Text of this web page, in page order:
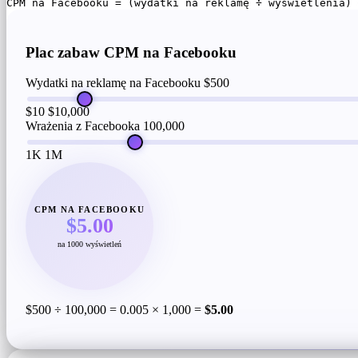
CPM na Facebooku = (wydatki na reklamę ÷ wyświetlenia)
Plac zabaw CPM na Facebooku
Wydatki na reklamę na Facebooku $500
$10 $10,000
Wrażenia z Facebooka 100,000
1K 1M
CPM NA FACEBOOKU
$5.00
na 1000 wyświetleń
$500 ÷ 100,000 = 0.005 × 1,000 = $5.00